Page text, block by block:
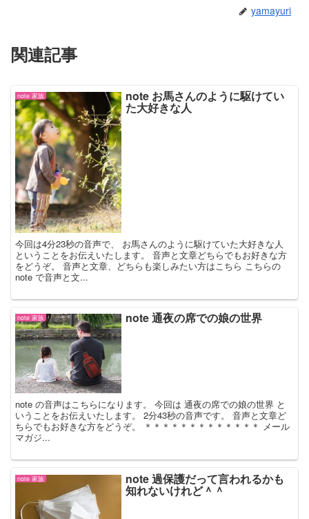
yamayuri
関連記事
note 家族 note お馬さんのように駆けてい
た大好きな人
今回は4分23秒の音声で、 お馬さんのように駆けていた大好きな人
ということをお伝えいたします。 音声と文章どちらでもお好きな方
をどうぞ。 音声と文章、どちらも楽しみたい方はこちら こちらの
note で音声と文...
note 家族 note 通夜の席での娘の世界
note の音声はこちらになります。 今回は 通夜の席での娘の世界 と
いうことをお伝えいたします。 2分43秒の音声です。 音声と文章ど
ちらでもお好きな方をどうぞ。 ＊＊＊＊＊＊＊＊＊＊＊＊＊ メール
マガジ...
note 家族 note 過保護だって言われるかも
知れないけれど＾＾